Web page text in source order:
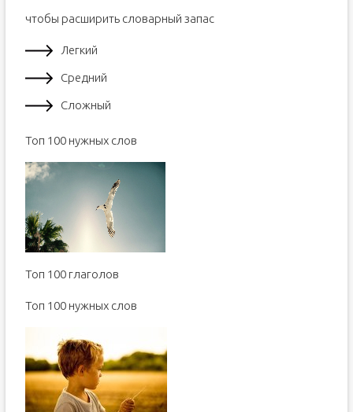
чтобы расширить словарный запас
Легкий
Средний
Сложный
Toп 100 нужных слов
Топ 100 глаголов
Toп 100 нужных слов